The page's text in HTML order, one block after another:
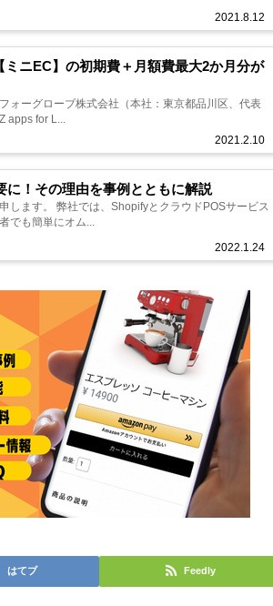
2021.8.12
ニEC】の初期費＋月額費最大2か月分が
2021.2.10
ォーグローブ株式会社（本社：東京都品川区、代表
apps for L...
に！その理由を事例とともに解説
2022.1.24
します。 弊社では、ShopifyとクラウドPOSサービス
でも簡単にオム...
はてブ Feedly